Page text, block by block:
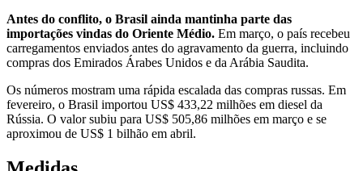
Antes do conflito, o Brasil ainda mantinha parte das
importações vindas do Oriente Médio. Em março, o país recebeu
carregamentos enviados antes do agravamento da guerra, incluindo
compras dos Emirados Árabes Unidos e da Arábia Saudita.
Os números mostram uma rápida escalada das compras russas. Em
fevereiro, o Brasil importou US$ 433,22 milhões em diesel da
Rússia. O valor subiu para US$ 505,86 milhões em março e se
aproximou de US$ 1 bilhão em abril.